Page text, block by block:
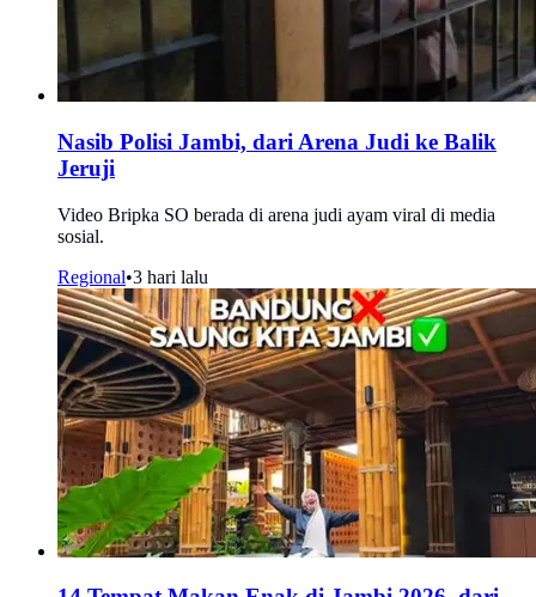
Nasib Polisi Jambi, dari Arena Judi ke Balik
Jeruji
Video Bripka SO berada di arena judi ayam viral di media
sosial.
Regional•3 hari lalu